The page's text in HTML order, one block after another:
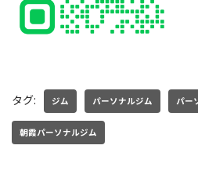
タグ: ジム パーソナルジム パー
朝霞パーソナルジム